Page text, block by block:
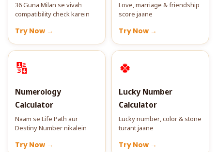
36 Guna Milan se vivah
compatibility check karein
Try Now →
Love, marriage & friendship
score jaane
Try Now →
🔢
Numerology
Calculator
Naam se Life Path aur
Destiny Number nikalein
Try Now →
🍀
Lucky Number
Calculator
Lucky number, color & stone
turant jaane
Try Now →